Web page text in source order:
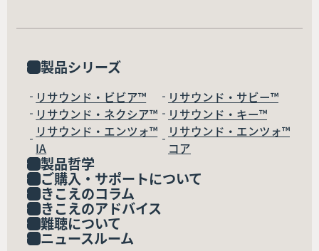
製品シリーズ
リサウンド・ビビア™
リサウンド・サビー™
リサウンド・ネクシア™
リサウンド・キー™
リサウンド・エンツォ™
IA
リサウンド・エンツォ™
コア
製品哲学
ご購入・サポートについて
きこえのコラム
きこえのアドバイス
難聴について
ニュースルーム